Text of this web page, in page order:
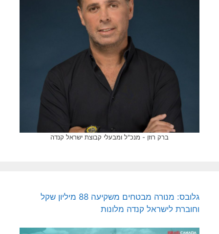
ברק רוזן - מנכ"ל ומבעלי קבוצת ישראל קנדה
גלובס: מנורה מבטחים משקיעה 88 מיליון שקל
וחוברת לישראל קנדה מלונות